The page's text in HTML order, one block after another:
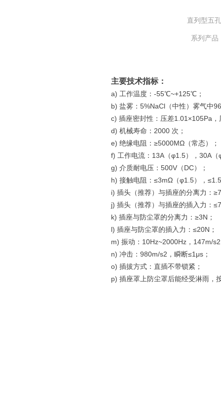
直列型五
系列产品
主要技术指标：
a) 工作温度：-55℃~+125℃；
b) 盐雾：5%NaCl（中性）雾气中
c) 插座密封性：压差1.01×105Pa
d) 机械寿命：2000 次；
e) 绝缘电阻：≥5000MΩ（常态）；
f) 工作电流：13A（φ1.5），30A
g) 介质耐电压：500V（DC）；
h) 接触电阻：≤3mΩ（φ1.5），
i) 插头（推荐）与插座的分离力：
j) 插头（推荐）与插座的插入力：
k) 插座与防尘罩的分离力：≥3N；
l) 插座与防尘罩的插入力：≤20N；
m) 振动：10Hz~2000Hz，147m/
n) 冲击：980m/s2，瞬断≤1μs；
o) 插拔方式：直插不带锁紧；
p) 插座罩上防尘罩后能经受淋雨，